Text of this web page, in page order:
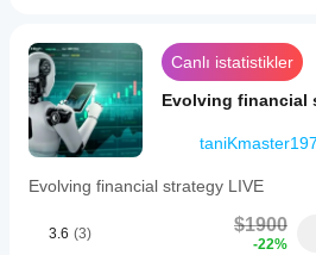
Canlı istatistikler
Evolving financial
Evolving financial strategy LIVE
3.6 (3) $1900
-22%